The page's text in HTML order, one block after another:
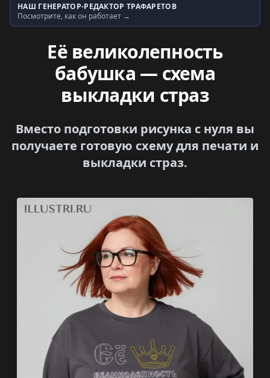
Генератор трафаретов
НАШ ГЕНЕРАТОР-РЕДАКТОР ТРАФАРЕТОВ
Посмотрите, как он работает →
Её великолепность
бабушка — схема
выкладки страз
Вместо подготовки рисунка с нуля вы
получаете готовую схему для печати и
выкладки страз.